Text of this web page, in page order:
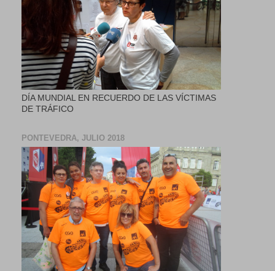
DÍA MUNDIAL EN RECUERDO DE LAS VÍCTIMAS
DE TRÁFICO
PONTEVEDRA, JULIO 2018